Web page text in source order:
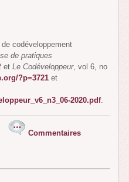
codéveloppement
de pratiques
etLe Codéveloppeur, vol 6, no
?p=3721 et
2020.pdf.
Commentaires